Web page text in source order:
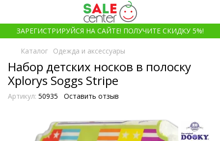
ЗАРЕГИСТРИРУЙСЯ НА САЙТЕ! ПОЛУЧИТЕ СКИДКУ 5%!
Каталог Одежда и аксессуары
Набор детских носков в полоску
Xplorys Soggs Stripe
Артикул: 50935 Оставить отзыв